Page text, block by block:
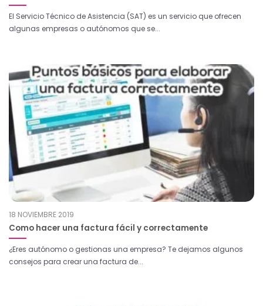
El Servicio Técnico de Asistencia (SAT) es un servicio que ofrecen
algunas empresas o autónomos que se...
18 NOVIEMBRE 2019
Como hacer una factura fácil y correctamente
¿Eres autónomo o gestionas una empresa? Te dejamos algunos
consejos para crear una factura de...